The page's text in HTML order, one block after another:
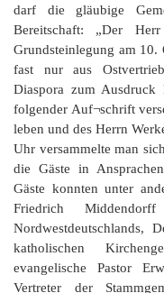
darf die gläubige
Bereitschaft: „Der
Grundsteinlegung am
fast nur aus
Diaspora zum
folgender Auf¬schrift
leben und des Herrn
Uhr versammelte man
die Gäste in
Gäste konnten unter
Friedrich
Nordwestdeutschlands,
katholischen
evangelische Pastor
Vertreter der